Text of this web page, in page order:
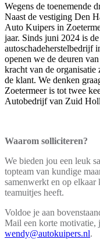
Wegens de toenemende
Naast de vestiging Den
Auto Kuipers in
jaar. Sinds juni 2024 is
autoschadeherstelbedrijf
openen we de deuren
kracht van de organisatie
de klant. We denken
Zoetermeer is tot twee
Autobedrijf van Zuid
Waarom solliciteren?
We bieden jou een leuk
topteam van kundige
samenwerkt en op elkaar
teamuitjes heeft.
Voldoe je aan
Mail een korte motivatie,
wendy@autokuipers.nl.